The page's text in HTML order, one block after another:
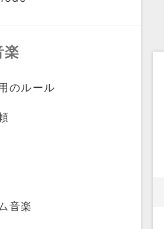
楽
のルール
音楽